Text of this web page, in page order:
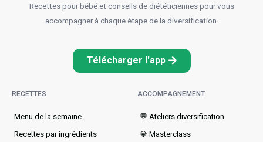
Recettes pour bébé et conseils de diététiciennes pour vous
accompagner à chaque étape de la diversification.
Télécharger l'app
RECETTES
Menu de la semaine​
Recettes par ingrédients
ACCOMPAGNEMENT
💬 Ateliers diversification
💎 Masterclass